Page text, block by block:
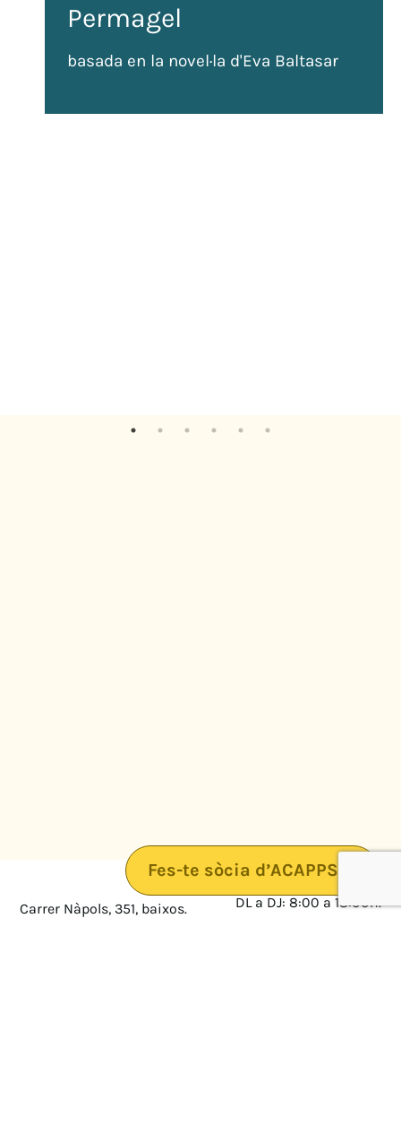
Permagel
basada en la novel·la d'Eva Baltasar
Fes-te sòcia d’ACAPPS
Carrer Nàpols, 351, baixos.
08025 · Barcelona
DL a DJ: 8:00 a 18:00h.